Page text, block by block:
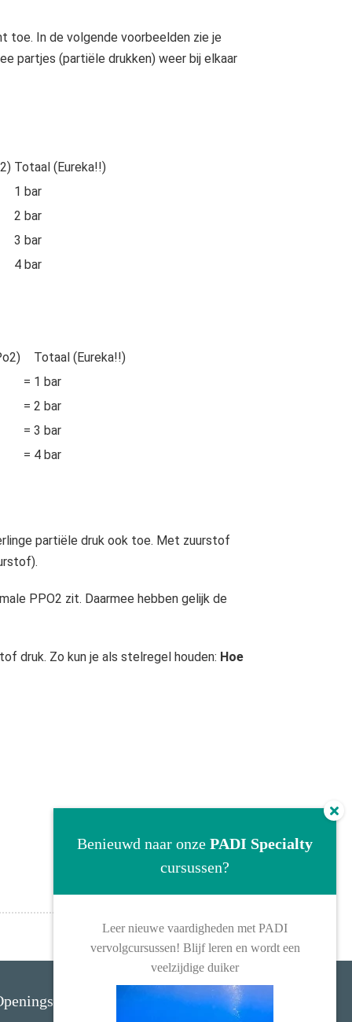
toe. In de volgende voorbeelden zie je
partjes (partiële drukken) weer bij elkaar
Totaal (Eureka!!)
1 bar
2 bar
3 bar
4 bar
Totaal (Eureka!!)
= 1 bar
= 2 bar
= 3 bar
= 4 bar
partiële druk ook toe. Met zuurstof
PPO2 zit. Daarmee hebben gelijk de
druk. Zo kun je als stelregel houden: Hoe
Benieuwd naar onze PADI Specialty
cursussen?
Leer nieuwe vaardigheden met PADI
vervolgcursussen! Blijf leren en wordt een
veelzijdige duiker